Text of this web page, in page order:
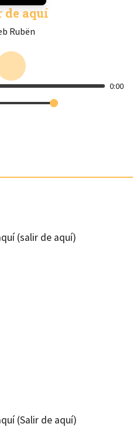
de aquí
Rubën
0:00
(salir de aquí)
(Salir de aquí)